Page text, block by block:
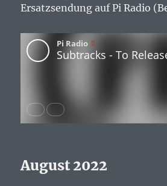
Ersatzsendung auf Pi Radio
August 2022